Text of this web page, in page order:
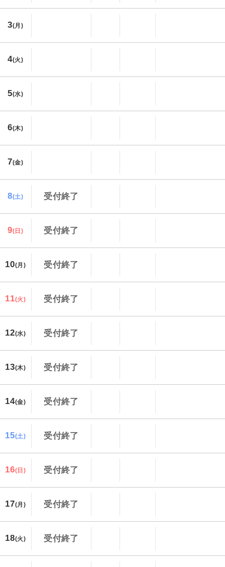
3(月)
4(火)
5(水)
6(木)
7(金)
8(土) 受付終了
9(日) 受付終了
10(月) 受付終了
11(火) 受付終了
12(水) 受付終了
13(木) 受付終了
14(金) 受付終了
15(土) 受付終了
16(日) 受付終了
17(月) 受付終了
18(火) 受付終了